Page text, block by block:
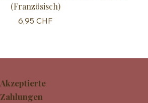
(Französisch)
Preis
6,95 CHF
Akzeptierte
Zahlungen